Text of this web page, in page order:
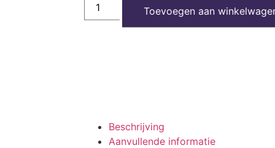
Toevoegen aan
Beschrijving
Aanvullende informatie